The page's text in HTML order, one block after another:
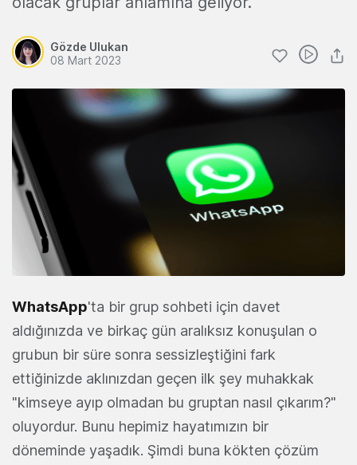
Gözde Ulukan
08 Mart 2023
WhatsApp'ta bir grup sohbeti için davet
aldığınızda ve birkaç gün aralıksız konuşulan o
grubun bir süre sonra sessizleştiğini fark
ettiğinizde aklınızdan geçen ilk şey muhakkak
"kimseye ayıp olmadan bu gruptan nasıl çıkarım?"
oluyordur. Bunu hepimiz hayatımızın bir
döneminde yaşadık. Şimdi buna kökten çözüm